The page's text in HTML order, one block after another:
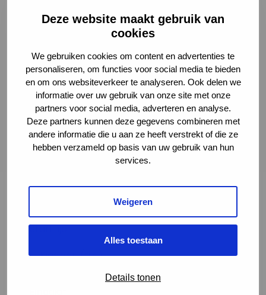
Deze website maakt gebruik van
cookies
We gebruiken cookies om content en advertenties te
personaliseren, om functies voor social media te bieden
en om ons websiteverkeer te analyseren. Ook delen we
informatie over uw gebruik van onze site met onze
partners voor social media, adverteren en analyse.
Deze partners kunnen deze gegevens combineren met
andere informatie die u aan ze heeft verstrekt of die ze
hebben verzameld op basis van uw gebruik van hun
services.
Weigeren
Alles toestaan
Details tonen
2
Volledige omschrijving*
Starttijd*